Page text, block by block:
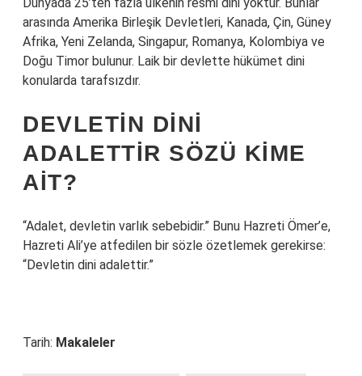
arasında Amerika Birleşik Devletleri, Kanada, Çin, Güney
Afrika, Yeni Zelanda, Singapur, Romanya, Kolombiya ve
Doğu Timor bulunur. Laik bir devlette hükümet dini
konularda tarafsızdır.
DEVLETIN DINI
ADALETTIR SÖZÜ KIME
AIT?
“Adalet, devletin varlık sebebidir.” Bunu Hazreti Ömer’e,
Hazreti Ali’ye atfedilen bir sözle özetlemek gerekirse:
“Devletin dini adalettir.”
Tarih: Makaleler